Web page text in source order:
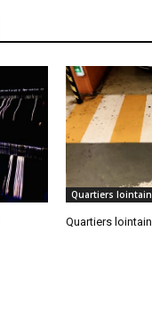
Quartiers
Quartiers